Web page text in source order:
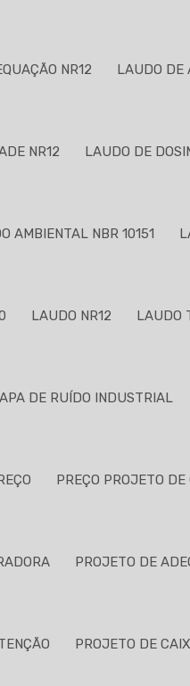
NR12 LAUDO DE
NR12 LAUDO DE
AMBIENTAL NBR 10151
LAUDO NR12 LAUDO
DE RUÍDO INDUSTRIAL
PREÇO PROJETO
PROJETO DE
PROJETO DE